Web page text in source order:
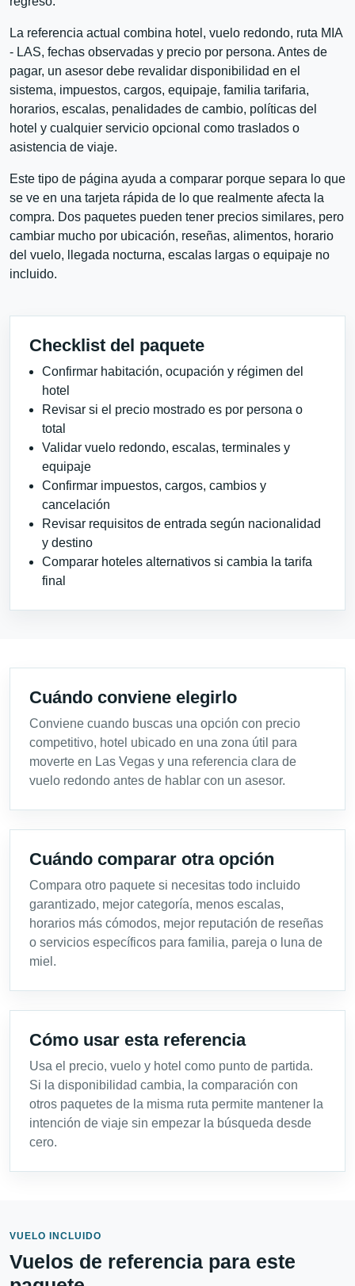
La referencia actual combina hotel, vuelo redondo, ruta MIA
- LAS, fechas observadas y precio por persona. Antes de
pagar, un asesor debe revalidar disponibilidad en el
sistema, impuestos, cargos, equipaje, familia tarifaria,
horarios, escalas, penalidades de cambio, políticas del
hotel y cualquier servicio opcional como traslados o
asistencia de viaje.
Este tipo de página ayuda a comparar porque separa lo que
se ve en una tarjeta rápida de lo que realmente afecta la
compra. Dos paquetes pueden tener precios similares, pero
cambiar mucho por ubicación, reseñas, alimentos, horario
del vuelo, llegada nocturna, escalas largas o equipaje no
incluido.
Checklist del paquete
Confirmar habitación, ocupación y régimen del
hotel
Revisar si el precio mostrado es por persona o
total
Validar vuelo redondo, escalas, terminales y
equipaje
Confirmar impuestos, cargos, cambios y
cancelación
Revisar requisitos de entrada según nacionalidad
y destino
Comparar hoteles alternativos si cambia la tarifa
final
Cuándo conviene elegirlo
Conviene cuando buscas una opción con precio
competitivo, hotel ubicado en una zona útil para
moverte en Las Vegas y una referencia clara de
vuelo redondo antes de hablar con un asesor.
Cuándo comparar otra opción
Compara otro paquete si necesitas todo incluido
garantizado, mejor categoría, menos escalas,
horarios más cómodos, mejor reputación de reseñas
o servicios específicos para familia, pareja o luna de
miel.
Cómo usar esta referencia
Usa el precio, vuelo y hotel como punto de partida.
Si la disponibilidad cambia, la comparación con
otros paquetes de la misma ruta permite mantener la
intención de viaje sin empezar la búsqueda desde
cero.
VUELO INCLUIDO
Vuelos de referencia para este